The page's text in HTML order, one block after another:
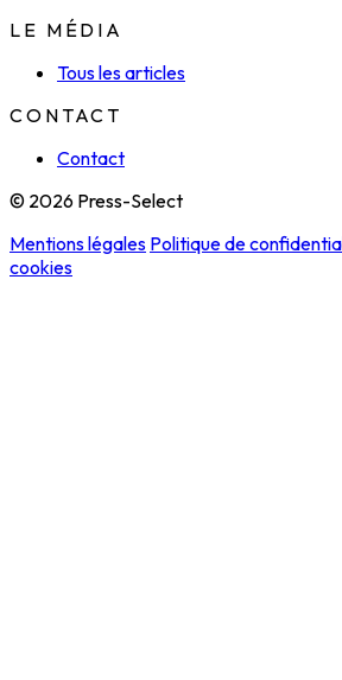
LE MÉDIA
Tous les articles
CONTACT
Contact
© 2026 Press-Select
Mentions légales Politique de
cookies